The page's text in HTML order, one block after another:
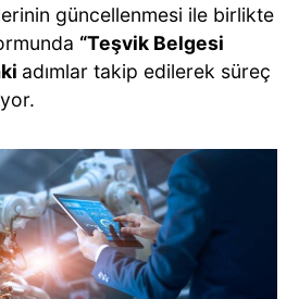
güncellenmesi ile birlikte
“Teşvik Belgesi
adımlar takip edilerek süreç